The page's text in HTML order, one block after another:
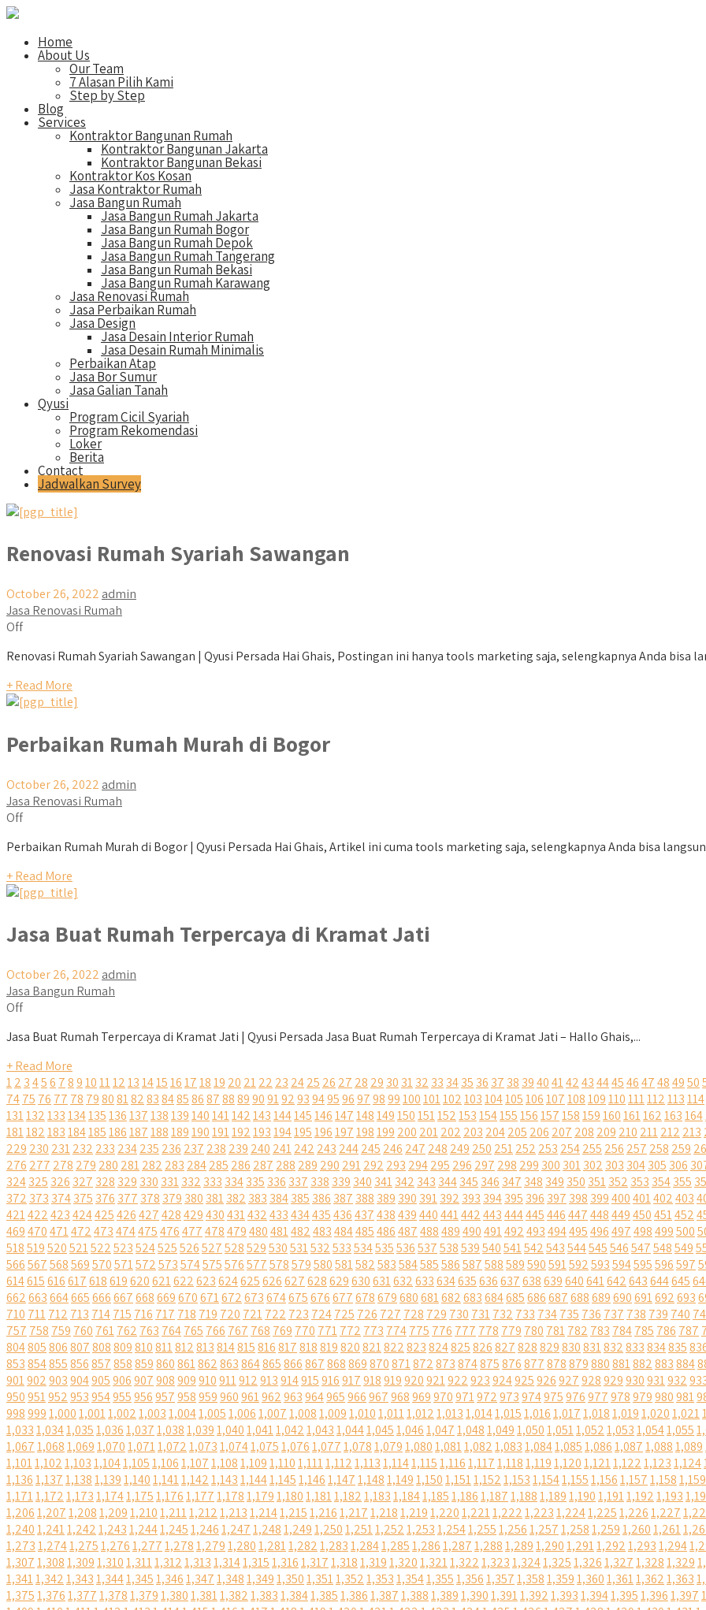
Home
About Us
Our Team
7 Alasan Pilih Kami
Step by Step
Blog
Services
Kontraktor Bangunan Rumah
Kontraktor Bangunan Jakarta
Kontraktor Bangunan Bekasi
Kontraktor Kos Kosan
Jasa Kontraktor Rumah
Jasa Bangun Rumah
Jasa Bangun Rumah Jakarta
Jasa Bangun Rumah Bogor
Jasa Bangun Rumah Depok
Jasa Bangun Rumah Tangerang
Jasa Bangun Rumah Bekasi
Jasa Bangun Rumah Karawang
Jasa Renovasi Rumah
Jasa Perbaikan Rumah
Jasa Design
Jasa Desain Interior Rumah
Jasa Desain Rumah Minimalis
Perbaikan Atap
Jasa Bor Sumur
Jasa Galian Tanah
Qyusi
Program Cicil Syariah
Program Rekomendasi
Loker
Berita
Contact
Jadwalkan Survey
Renovasi Rumah Syariah Sawangan
October 26, 2022 admin
Jasa Renovasi Rumah
Off
Renovasi Rumah Syariah Sawangan | Qyusi Persada Hai Ghais, Postingan ini hanya tools marketing saja, selengkapnya Anda bisa
+ Read More
Perbaikan Rumah Murah di Bogor
October 26, 2022 admin
Jasa Renovasi Rumah
Off
Perbaikan Rumah Murah di Bogor | Qyusi Persada Hai Ghais, Artikel ini cuma tools marketing saja, selengkapnya Anda bisa
+ Read More
Jasa Buat Rumah Terpercaya di Kramat Jati
October 26, 2022 admin
Jasa Bangun Rumah
Off
Jasa Buat Rumah Terpercaya di Kramat Jati | Qyusi Persada Jasa Buat Rumah Terpercaya di Kramat Jati – Hallo Ghais,...
+ Read More
12 3456 78910111213141516171819 20 2122 23 2425 26 27 28 29 30 3132 33 3435 36 37 38 394041424344454647484950
7475 76 77 78 798081828384858687888990919293949596979899100101102103104105106107108109110111112113114
131132133134135136137138139140141142143144145146147148149150151152153154155156157158159160161162163164
181182183184185186187188189190191192193194195196197198199 200 201202 203 204205 206 207 208 209 210 211212 213
229 230 231232 233 234235 236 237 238 239 240 241242 243 244245 246 247 248 249 250 251252 253 254255 256 257 258 259
276 277 278 279 280 281282 283 284285 286 287 288 289 290 291292 293 294295 296 297 298 299 300 301302 303 304305 306
324325 326 327 328 329 330 331332 333 334335 336 337 338 339 340 341342 343 344345 346 347 348 349 350 351352 353 354355
372 373 374375 376 377 378 379 380 381382 383 384385 386 387 388 389 390 391392 393 394395 396 397 398 399400401402403
421422423424425426427428429430431432433434435436437438439440441442443444445446447448449450451452
469470471472473474475476477478479480481482483484485486487488489490491492493494495496497498499500
518519520521522523524525526527528529530531532533534535536537538539540541542543544545546547548549
566567568569570571572573574575576577578579580581582583584585586587588589590591592593594595596597
614615616617618619620621622623624625626627628629630631632633634635636637638639640641642643644645
662663664665666667668669670671672673674675676677678679680681682683684685686687688689690691692693
710 711712 713 714715 716 717 718 719 720 721722 723 724725 726 727 728 729 730 731732 733 734735 736 737 738 739 740
757 758 759 760 761762 763 764765 766 767 768 769 770 771772 773 774775 776 777 778 779 780 781782 783 784785 786 787
804805806807808809810811812813814815816817818819820821822823824825826827828829830831832833834835
853854855856857858859860861862863864865866867868869870871872873874875876877878879880881882883884
901902903904905906907908909910911912913914915916917918919920921922923924925926927928929930931932
950951952953954955956957958959960961962963964965966967968969970971972973974975976977978979980981
9989991,0001,0011,0021,0031,0041,0051,0061,0071,0081,0091,0101,0111,0121,0131,0141,0151,0161,0171,0181,0191,0201,021
1,0331,0341,0351,0361,0371,0381,0391,0401,0411,0421,0431,0441,0451,0461,0471,0481,0491,0501,0511,0521,0531,0541,055
1,0671,0681,0691,0701,0711,0721,0731,0741,0751,0761,0771,0781,0791,0801,0811,0821,0831,0841,0851,0861,0871,0881,089
1,1011,1021,1031,1041,1051,1061,1071,1081,1091,1101,1111,1121,1131,1141,1151,1161,1171,1181,1191,1201,1211,1221,1231,124
1,1361,1371,1381,1391,1401,1411,1421,1431,1441,1451,1461,1471,1481,1491,1501,1511,1521,1531,1541,1551,1561,1571,1581,159
1,1711,1721,1731,1741,1751,1761,1771,1781,1791,1801,1811,1821,1831,1841,1851,1861,1871,1881,1891,1901,1911,1921,193
1,2061,2071,2081,2091,2101,2111,2121,2131,2141,2151,2161,2171,2181,2191,2201,2211,2221,2231,2241,2251,2261,227
1,2401,2411,2421,2431,2441,2451,2461,2471,2481,2491,2501,2511,2521,2531,2541,2551,2561,2571,2581,2591,2601,261
1,2731,2741,2751,2761,2771,2781,2791,2801,2811,2821,2831,2841,2851,2861,2871,2881,2891,2901,2911,2921,2931,294
1,3071,3081,3091,3101,3111,3121,3131,3141,3151,3161,3171,3181,3191,3201,3211,3221,3231,3241,3251,3261,3271,3281,329
1,3411,3421,3431,3441,3451,3461,3471,3481,3491,3501,3511,3521,3531,3541,3551,3561,3571,3581,3591,3601,3611,3621,363
1,3751,3761,3771,3781,3791,3801,3811,3821,3831,3841,3851,3861,3871,3881,3891,3901,3911,3921,3931,3941,3951,3961,397